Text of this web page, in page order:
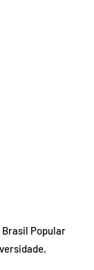
Brasil Popular